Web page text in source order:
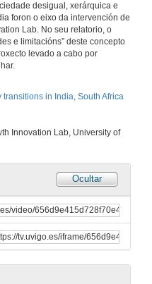
desigual, xerárquica e
foron o eixo da intervención de
Lab. No seu relatorio, o
e limitacións” deste concepto
levado a cabo por
transitions in India, South Africa
Innovation Lab, University of
Ocultar